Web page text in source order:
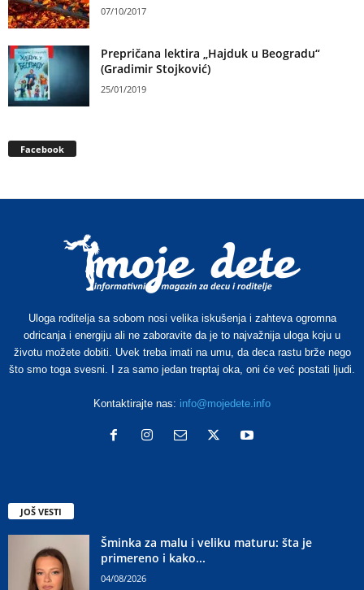
07/10/2017
Prepričana lektira „Hajduk u Beogradu“
(Gradimir Stojković)
25/01/2019
Facebook
Uloga roditelja sa sobom nosi velika iskušenja i zahteva ogromna
odricanja i energiju ali ne zaboravite da je to najvažnija uloga koju u
životu možete dobiti. Uvek treba imati na umu, da deca rastu brže nego
što smo toga svesni. I za samo jedan treptaj oka, oni će već postati ljudi.
Kontaktirajte nas: info@mojedete.info
JOŠ VESTI
Šminka za malu i veliku maturu: šta je
primereno i kako...
04/08/2026